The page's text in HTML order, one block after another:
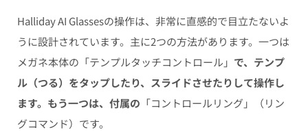
Halliday AI Glassesの操作は、非常に直感的で目立たないよ
うに設計されています。主に2つの方法があります。一つは
メガネ本体の「テンプルタッチコントロール」 で、テンプ
ル（つる）をタップしたり、スライドさせたりして操作し
ます。もう一つは、付属の 「コントロールリング」（リン
グコマンド）です。